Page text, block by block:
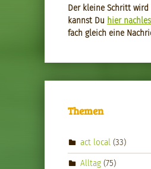
Der kleine Schritt
kannst Du hier
fach gle­ich eine
Themen
act local(33)
Alltag(75)